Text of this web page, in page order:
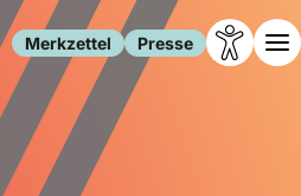
Merkzettel Presse
Gesellschaft